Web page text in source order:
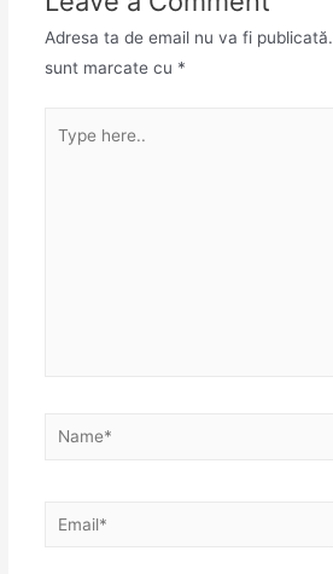
Adresa ta de email nu va fi publicată.
sunt marcate cu *
here..
Name*
Email*